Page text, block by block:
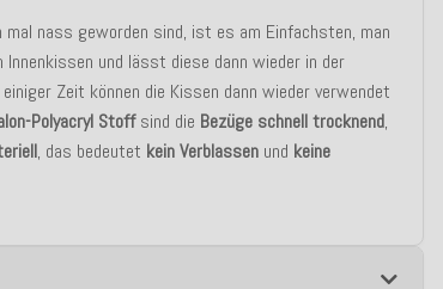
mal nass geworden sind, ist es am Einfachsten, man
Innenkissen und lässt diese dann wieder in der
Zeit können die Kissen dann wieder verwendet
Polyacryl Stoffsind die Bezüge schnell trocknend,
, das bedeutet kein Verblassen und keine